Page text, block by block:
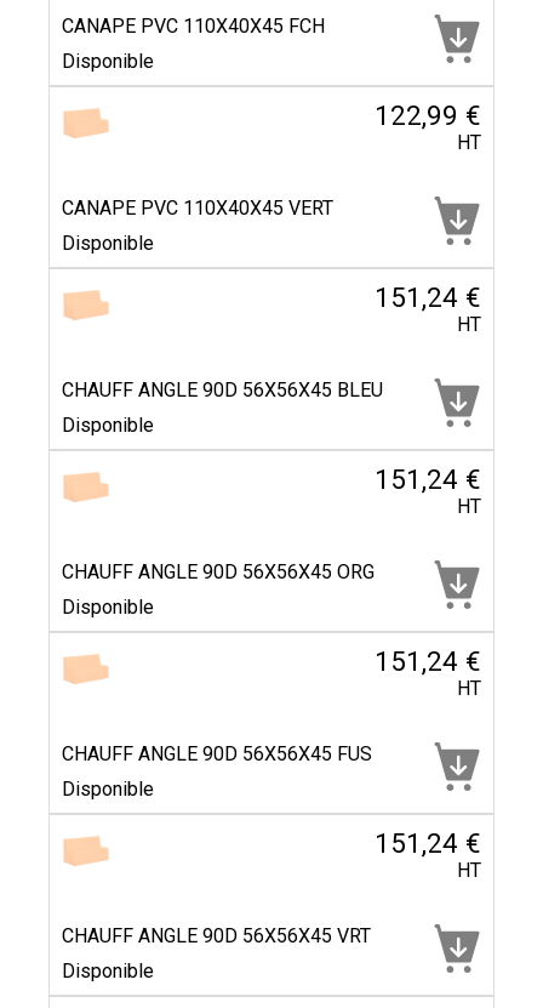
CANAPE PVC 110X40X45 FCH
Disponible
122,99 €
HT
CANAPE PVC 110X40X45 VERT
Disponible
151,24 €
HT
CHAUFF ANGLE 90D 56X56X45 BLEU
Disponible
151,24 €
HT
CHAUFF ANGLE 90D 56X56X45 ORG
Disponible
151,24 €
HT
CHAUFF ANGLE 90D 56X56X45 FUS
Disponible
151,24 €
HT
CHAUFF ANGLE 90D 56X56X45 VRT
Disponible